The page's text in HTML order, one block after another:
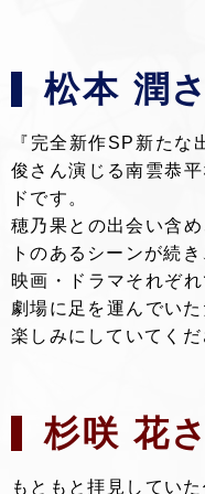
松本 潤
『完全新作SP新た
俊さん演じる南雲恭
ドです。
穂乃果との出会い含
トのあるシーンが続
映画・ドラマそれぞ
劇場に足を運んでい
楽しみにしていてく
杉咲 花
もともと拝見してい